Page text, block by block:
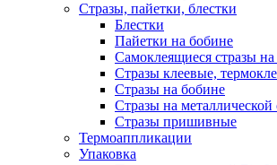
Стразы, пайетки, блестки
Блестки
Пайетки на бобине
Самоклеящиеся стразы на
Стразы клеевые,
Стразы на бобине
Стразы на металлической
Стразы пришивные
Термоаппликации
Упаковка